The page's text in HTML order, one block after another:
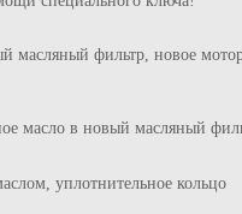
масляный фильтр, новое
масло в новый масляный
уплотнительное кольцо